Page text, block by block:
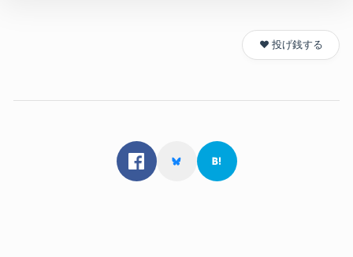
❤️ 投げ銭する